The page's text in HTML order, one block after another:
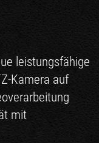
leistungsfähige
Kamera auf
mit